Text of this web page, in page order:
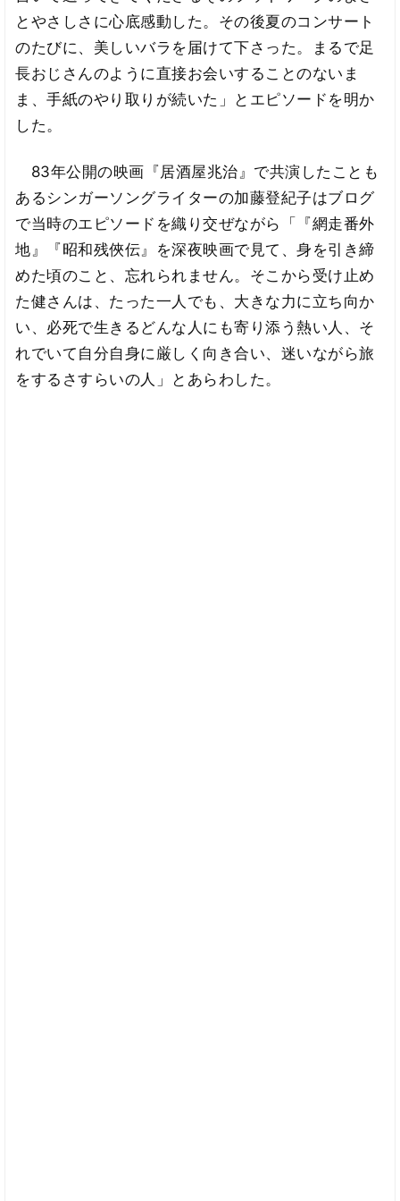
とやさしさに心底感動した。その後夏のコンサート
のたびに、美しいバラを届けて下さった。まるで足
長おじさんのように直接お会いすることのないま
ま、手紙のやり取りが続いた」とエピソードを明か
した。
83年公開の映画『居酒屋兆治』で共演したことも
あるシンガーソングライターの加藤登紀子はブログ
で当時のエピソードを織り交ぜながら「『網走番外
地』『昭和残俠伝』を深夜映画で見て、身を引き締
めた頃のこと、忘れられません。そこから受け止め
た健さんは、たった一人でも、大きな力に立ち向か
い、必死で生きるどんな人にも寄り添う熱い人、そ
れでいて自分自身に厳しく向き合い、迷いながら旅
をするさすらいの人」とあらわした。